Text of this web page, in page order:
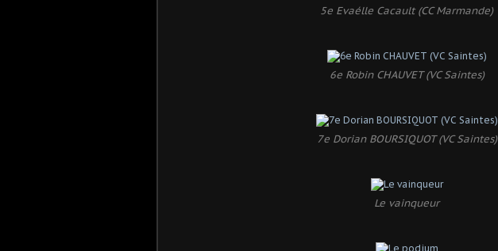
5e Evaélle Cacault (CC Marmande)
6e Robin CHAUVET (VC Saintes)
7e Dorian BOURSIQUOT (VC Saintes)
Le vainqueur